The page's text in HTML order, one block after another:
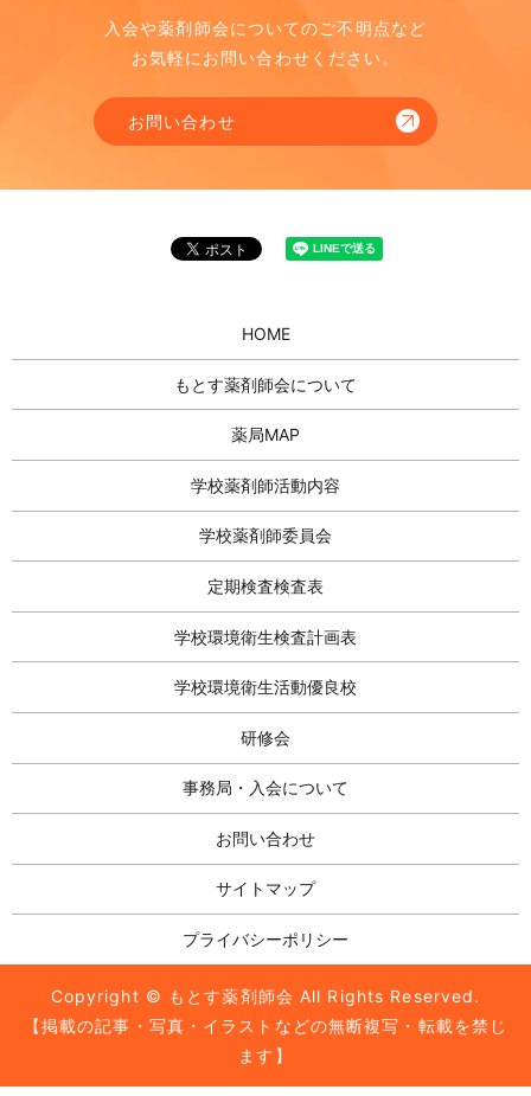
入会や薬剤師会についてのご不明点など
お気軽にお問い合わせください。
お問い合わせ
HOME
もとす薬剤師会について
薬局MAP
学校薬剤師活動内容
学校薬剤師委員会
定期検査検査表
学校環境衛生検査計画表
学校環境衛生活動優良校
研修会
事務局・入会について
お問い合わせ
サイトマップ
プライバシーポリシー
Copyright © もとす薬剤師会 All Rights Reserved.
【掲載の記事・写真・イラストなどの無断複写・転載を禁じ
ます】